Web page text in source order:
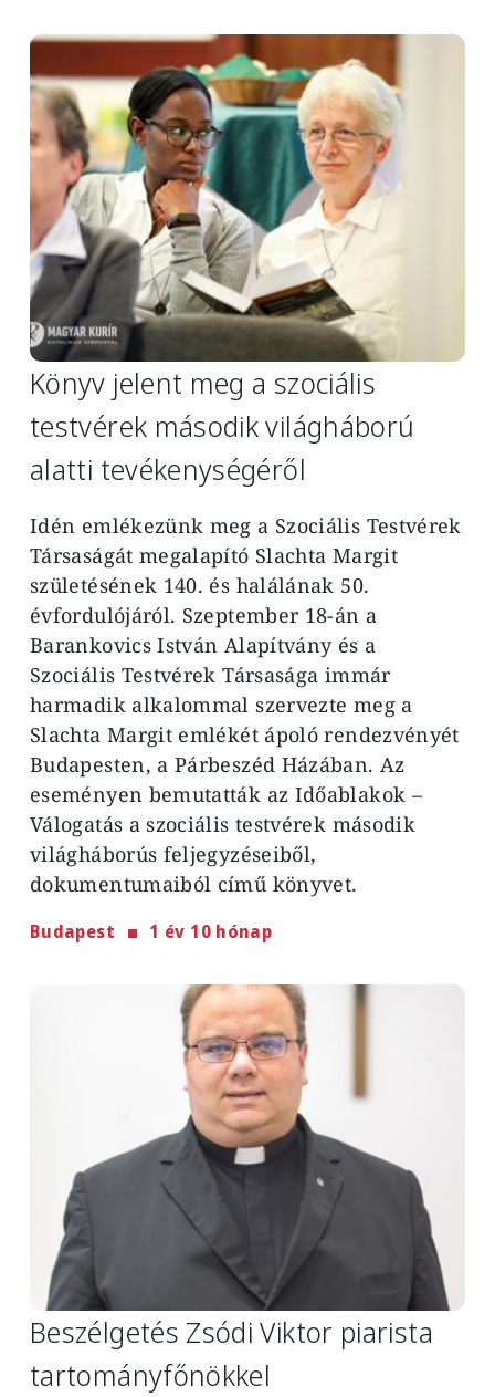
Image
Könyv jelent meg a szociális
testvérek második világháború
alatti tevékenységéről
Idén emlékezünk meg a Szociális Testvérek
Társaságát megalapító Slachta Margit
születésének 140. és halálának 50.
évfordulójáról. Szeptember 18-án a
Barankovics István Alapítvány és a
Szociális Testvérek Társasága immár
harmadik alkalommal szervezte meg a
Slachta Margit emlékét ápoló rendezvényét
Budapesten, a Párbeszéd Házában. Az
eseményen bemutatták az Időablakok –
Válogatás a szociális testvérek második
világháborús feljegyzéseiből,
dokumentumaiból című könyvet.
Budapest 1 év 10 hónap
Beszélgetés Zsódi Viktor piarista
tartományfőnökkel